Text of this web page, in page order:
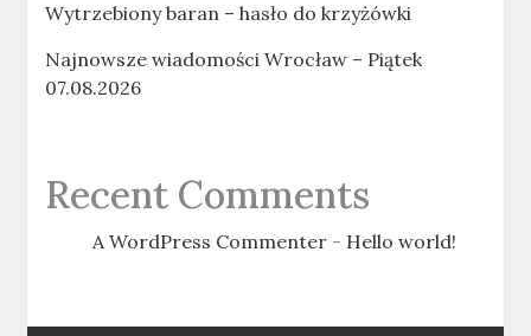
Wytrzebiony baran – hasło do krzyżówki
Najnowsze wiadomości Wrocław – Piątek
07.08.2026
Recent Comments
A WordPress Commenter - Hello world!